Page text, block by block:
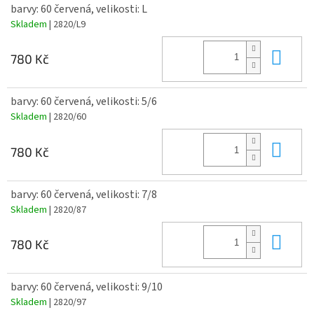
barvy: 60 červená, velikosti: L
Skladem | 2820/L9
780 Kč
barvy: 60 červená, velikosti: 5/6
Skladem | 2820/60
780 Kč
barvy: 60 červená, velikosti: 7/8
Skladem | 2820/87
780 Kč
barvy: 60 červená, velikosti: 9/10
Skladem | 2820/97